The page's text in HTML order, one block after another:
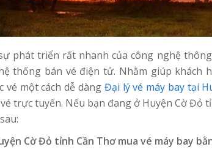
phát triển rất nhanh của công nghệ
thống bán vé điện tử. Nhằm giúp khách
vé một cách dễ dàng Đại lý vé máy bay tại
trực tuyến. Nếu bạn đang ở Huyện Cờ Đỏ
Cờ Đỏ tỉnh Cần Thơ mua vé máy bay